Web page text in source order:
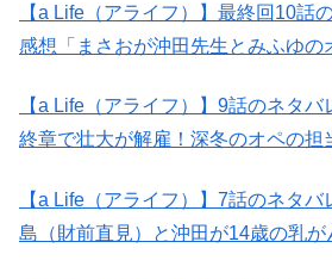
【a Life（アライフ）】最終回10話
感想「まさおが沖田先生とみふゆの
【a Life（アライフ）】9話のネタ
終章で壮大が解雇！深冬のオペの担
【a Life（アライフ）】7話のネタ
島（財前直見）と沖田が14歳の乳が